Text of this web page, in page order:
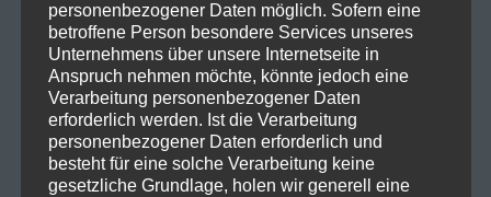
personenbezogener Daten möglich. Sofern eine
betroffene Person besondere Services unseres
Unternehmens über unsere Internetseite in
Anspruch nehmen möchte, könnte jedoch eine
Verarbeitung personenbezogener Daten
erforderlich werden. Ist die Verarbeitung
personenbezogener Daten erforderlich und
besteht für eine solche Verarbeitung keine
gesetzliche Grundlage, holen wir generell eine